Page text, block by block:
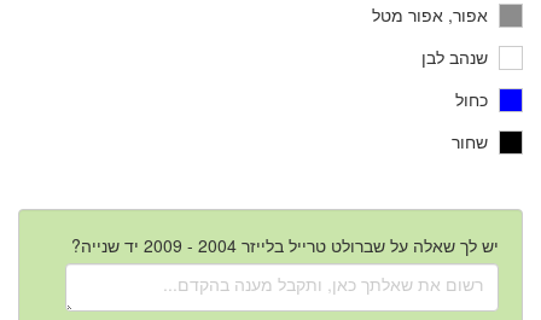
אפור, אפור מטל
שנהב לבן
כחול
שחור
יש לך שאלה על שברולט טרייל בלייזר 2004 - 2009 יד שנייה?